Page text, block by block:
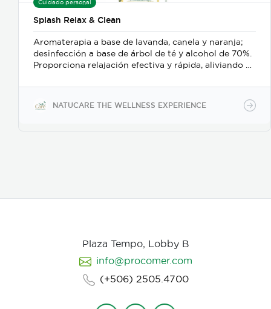
Cuidado personal
Splash Relax & Clean
Aromaterapia a base de lavanda, canela y naranja;
desinfección a base de árbol de té y alcohol de 70%.
Proporciona relajación efectiva y rápida, aliviando el
desinfectante para manos o superficies.
NATUCARE THE WELLNESS EXPERIENCE
Plaza Tempo, Lobby B
info@procomer.com
(+506) 2505.4700